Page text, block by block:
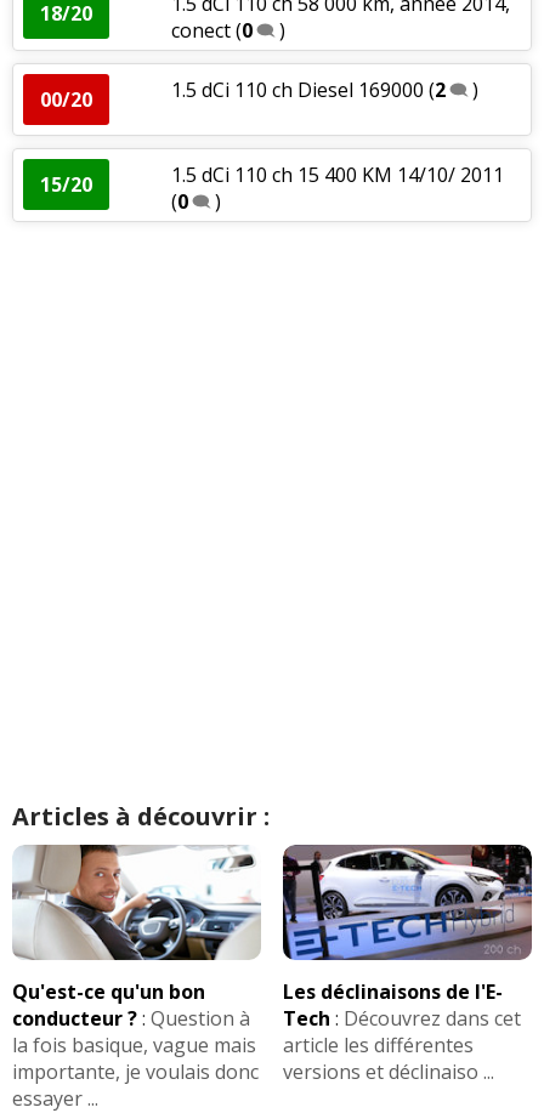
18/20
conect(0 )
00/20 1.5 dCi 110 ch Diesel 169000 (2 )
15/20
1.5 dCi 110 ch 15 400 KM 14/10/ 2011
(0 )
Articles à découvrir :
Qu'est-ce qu'un bon
conducteur ?: Question à
la fois basique, vague mais
importante, je voulais donc
essayer ...
Les déclinaisons de l'E-
Tech : Découvrez dans cet
article les différentes
versions et déclinaiso ...